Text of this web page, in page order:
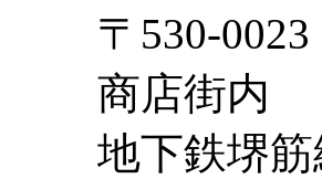
〒530-
商店街内
地下鉄堺